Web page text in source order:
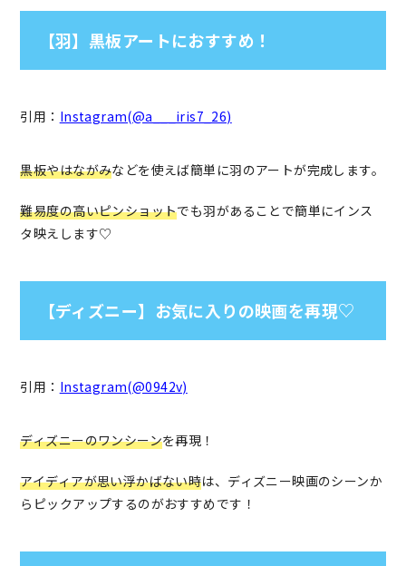
【羽】黒板アートにおすすめ！
引用： Instagram(@a___iris7_26)
黒板やはながみなどを使えば簡単に羽のアートが完成します。
難易度の高いピンショットでも羽があることで簡単にインス
タ映えします♡
【ディズニー】お気に入りの映画を再現♡
引用： Instagram(@0942v)
ディズニーのワンシーンを再現！
アイディアが思い浮かばない時は、ディズニー映画のシーンか
らピックアップするのがおすすめです！